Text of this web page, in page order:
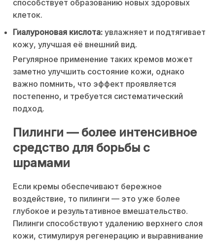
способствует образованию новых здоровых
клеток.
Гиалуроновая кислота: увлажняет и подтягивает
кожу, улучшая её внешний вид.
Регулярное применение таких кремов может
заметно улучшить состояние кожи, однако
важно помнить, что эффект проявляется
постепенно, и требуется систематический
подход.
Пилинги — более интенсивное
средство для борьбы с
шрамами
Если кремы обеспечивают бережное
воздействие, то пилинги — это уже более
глубокое и результативное вмешательство.
Пилинги способствуют удалению верхнего слоя
кожи, стимулируя регенерацию и выравнивание